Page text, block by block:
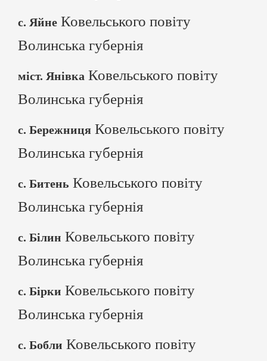
с. Яйне Ковельського повіту
Волинська губернія
міст. Янівка Ковельського повіту
Волинська губернія
с. Бережниця Ковельського повіту
Волинська губернія
с. Битень Ковельського повіту
Волинська губернія
с. Білин Ковельського повіту
Волинська губернія
с. Бірки Ковельського повіту
Волинська губернія
с. Бобли Ковельського повіту